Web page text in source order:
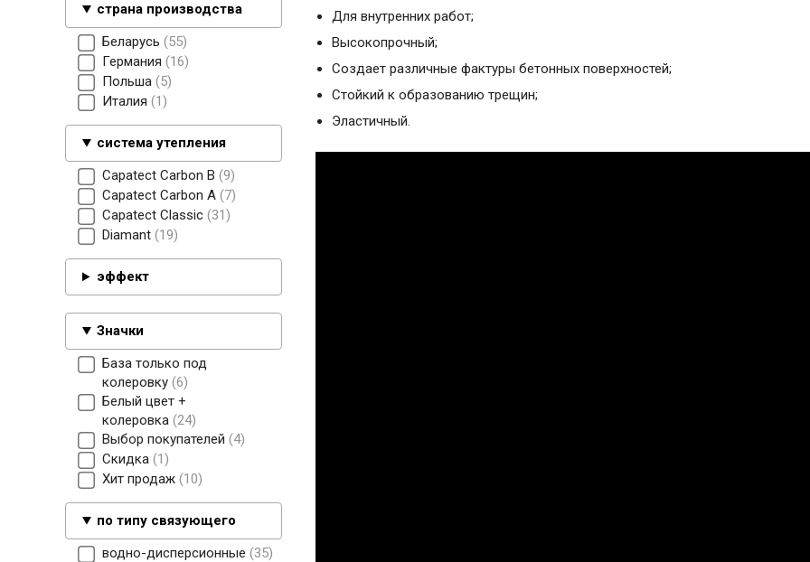
страна производства
Беларусь
55
Германия
16
Польша 5
Италия
1
система утепления
Capatect Carbon B 9
Capatect Carbon А 7
Capatect Classic 31
Diamant 19
эффект
Значки
База только под
колеровку 6
Белый цвет +
колеровка 24
Выбор покупателей 4
Скидка 1
Хит продаж 10
по типу связующего
водно-дисперсионные
35
Для внутренних работ;
Высокопрочный;
Создает различные фактуры бетонных поверхностей;
Стойкий к образованию трещин;
Эластичный.